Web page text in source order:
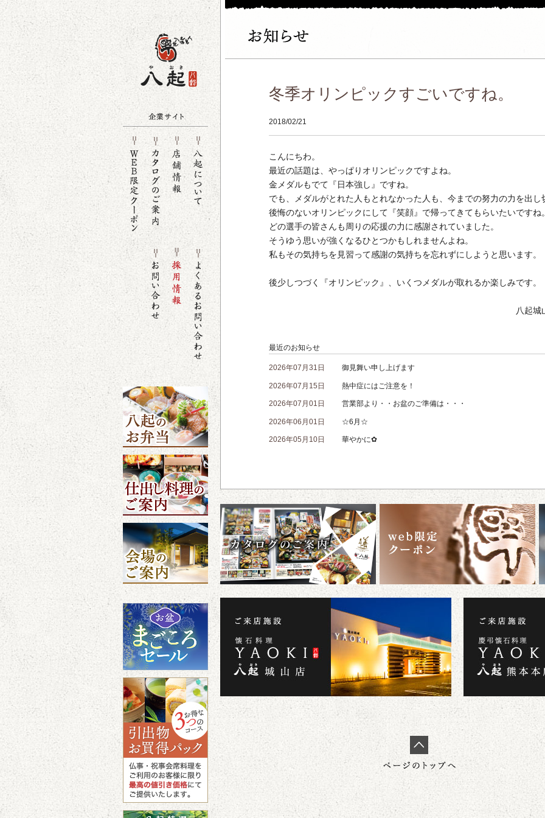
冬季オリンピックすごいですね。
2018/02/21
こんにちわ。
最近の話題は、やっぱりオリンピックですよね。
金メダルもでて『日本強し』ですね。
でも、メダルがとれた人もとれなかった人も、今までの努力の力を出し
後悔のないオリンピックにして『笑顔』で帰ってきてもらいたいですね
どの選手の皆さんも周りの応援の力に感謝されていました。
そうゆう思いが強くなるひとつかもしれませんよね。
私もその気持ちを見習って感謝の気持ちを忘れずにしようと思います。
後少しつづく『オリンピック』、いくつメダルが取れるか楽しみです。
八起城山
最近のお知らせ
2026年07月31日 御見舞い申し上げます
2026年07月15日 熱中症にはご注意を！
2026年07月01日 営業部より・・お盆のご準備は・・・
2026年06月01日 ☆6月☆
2026年05月10日 華やかに✿